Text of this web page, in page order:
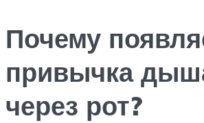
Почему
привычка
через рот?